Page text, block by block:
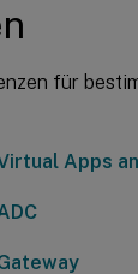
für
Apps